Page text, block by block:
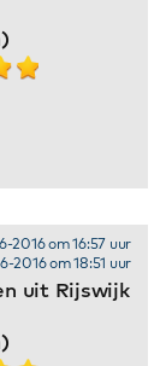
uit Rijswijk
2016 om 16:57 uur
2016 om 18:51 uur